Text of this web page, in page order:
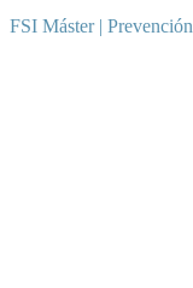
FSI Máster |